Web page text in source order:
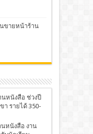
ขายหน้าร้าน
นหนังสือ ช่วงปี
า รายได้ 350-
หนังสือ งาน